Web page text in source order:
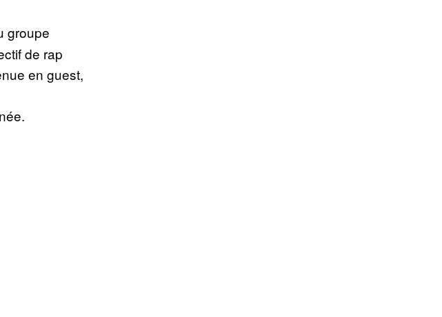
groupe
de rap
en guest,